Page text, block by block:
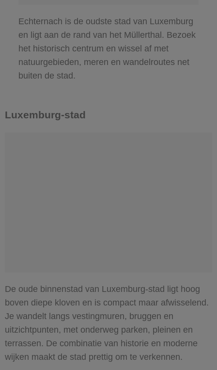
Echternach is de oudste stad van Luxemburg
en ligt aan de rand van het Müllerthal. Bezoek
het historisch centrum en wissel af met
natuurgebieden, meren en wandelroutes net
buiten de stad.
Luxemburg-stad
De oude binnenstad van Luxemburg-stad ligt hoog
boven diepe kloven en is compact maar afwisselend.
Je wandelt langs vestingmuren, bruggen en
uitzichtpunten, met onderweg parken, pleinen en
terrassen. De combinatie van historie en moderne
wijken maakt de stad prettig om te verkennen.